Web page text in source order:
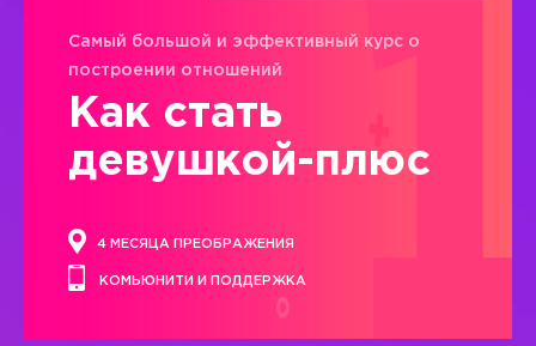
Самый большой и эффективный курс о
построении отношений
Как стать
девушкой-плюс
4 МЕСЯЦА ПРЕОБРАЖЕНИЯ
КОМЬЮНИТИ И ПОДДЕРЖКА